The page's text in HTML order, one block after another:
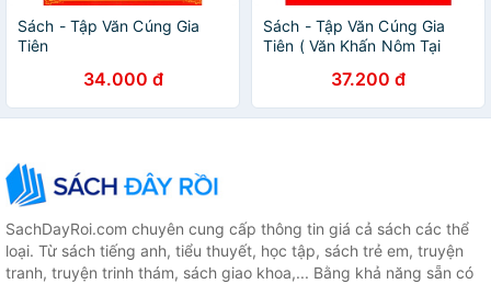
Sách - Tập Văn Cúng Gia
Tiên
34.000 đ
Sách - Tập Văn Cúng Gia
Tiên ( Văn Khấn Nôm Tại
37.200 đ
SachDayRoi.com chuyên cung cấp thông tin giá cả sách các thể
loại. Từ sách tiếng anh, tiểu thuyết, học tập, sách trẻ em, truyện
tranh, truyện trinh thám, sách giao khoa,... Bằng khả năng sẵn có